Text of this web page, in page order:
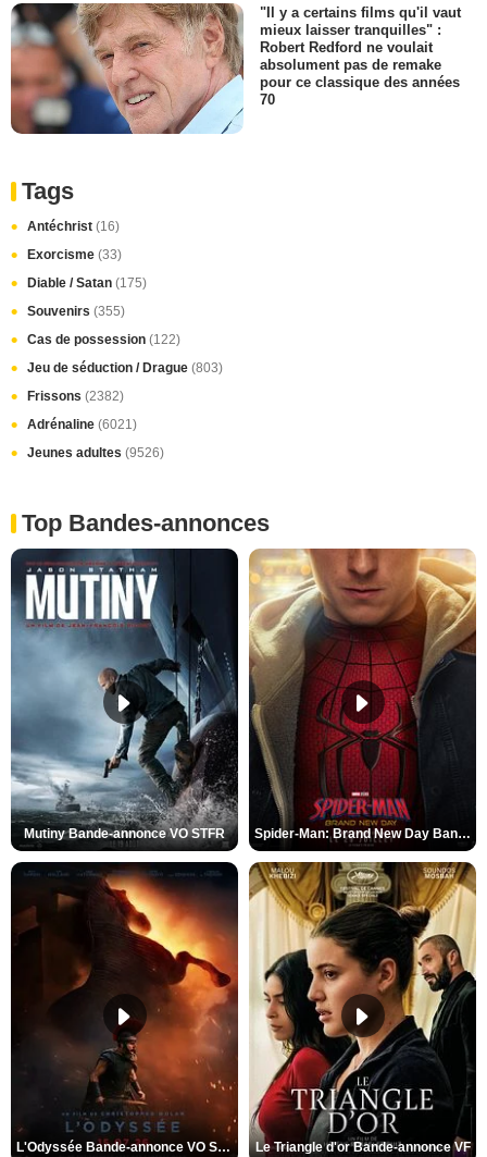
"Il y a certains films qu'il vaut
mieux laisser tranquilles" :
Robert Redford ne voulait
absolument pas de remake
pour ce classique des années
70
Tags
Antéchrist (16)
Exorcisme (33)
Diable / Satan (175)
Souvenirs (355)
Cas de possession (122)
Jeu de séduction / Drague (803)
Frissons (2382)
Adrénaline (6021)
Jeunes adultes (9526)
Top Bandes-annonces
Mutiny Bande-annonce VO STFR Spider-Man: Brand New Day Bande-annonce VO STFR
L'Odyssée Bande-annonce VO STFR Le Triangle d'or Bande-annonce VF